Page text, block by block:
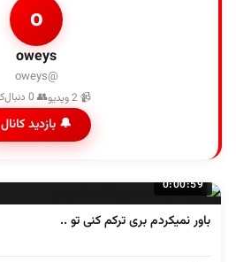
o
oweys
@oweys
📹 2 ویدیو 👥 0 دنبال‌کننده
🔔 بازدید کانال
0:00:59
باور نمیکردم بری ترکم کنی تو ..